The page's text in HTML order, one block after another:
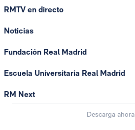
RMTV en directo
Noticias
Fundación Real Madrid
Escuela Universitaria Real Madrid
RM Next
Descarga ahora